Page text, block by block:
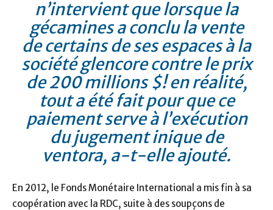
n’intervient que lorsque la
gécamines a conclu la vente
de certains de ses espaces à la
société glencore contre le prix
de 200 millions $! en réalité,
tout a été fait pour que ce
paiement serve à l’exécution
du jugement inique de
ventora, a-t-elle ajouté.
En 2012, le Fonds Monétaire International a mis fin à sa
coopération avec la RDC, suite à des soupçons de